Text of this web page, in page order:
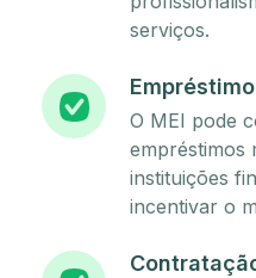
serviços.
O MEI pode
empréstimos
instituições
incentivar o